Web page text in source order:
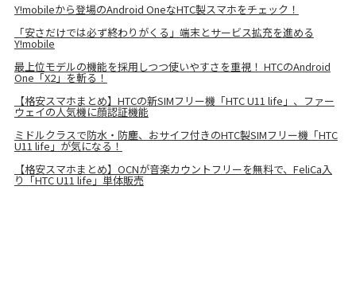
Y!mobileから登場のAndroid OneなHTC製スマホをチェック！
「安さだけでは必ず終わりがくる」端末とサービス拡充を進める
Y!mobile
最上位モデルの機能を採用しつつ使いやすさを重視！ HTCのAndroid
One「X2」を斬る！
【格安スマホまとめ】HTCの新SIMフリー機「HTC U11 life」、ファー
ウェイの人気機に顔認証機能
ミドルクラスで防水・防塵、おサイフ付きのHTC製SIMフリー機「HTC
U11 life」が気になる！
【格安スマホまとめ】OCNが音楽カウントフリーを無料で、FeliCa入
り「HTC U11 life」単体販売